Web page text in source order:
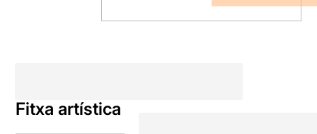
Fitxa artística